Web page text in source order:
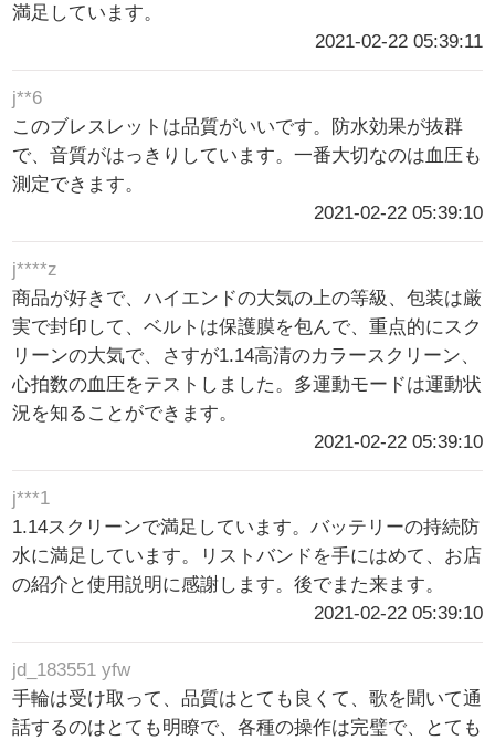
満足しています。
2021-02-22 05:39:11
j**6
このブレスレットは品質がいいです。防水効果が抜群
で、音質がはっきりしています。一番大切なのは血圧も
測定できます。
2021-02-22 05:39:10
j****z
商品が好きで、ハイエンドの大気の上の等級、包装は厳
実で封印して、ベルトは保護膜を包んで、重点的にスク
リーンの大気で、さすが1.14高清のカラースクリーン、
心拍数の血圧をテストしました。多運動モードは運動状
況を知ることができます。
2021-02-22 05:39:10
j***1
1.14スクリーンで満足しています。バッテリーの持続防
水に満足しています。リストバンドを手にはめて、お店
の紹介と使用説明に感謝します。後でまた来ます。
2021-02-22 05:39:10
jd_183551 yfw
手輪は受け取って、品質はとても良くて、歌を聞いて通
話するのはとても明瞭で、各種の操作は完璧で、とても